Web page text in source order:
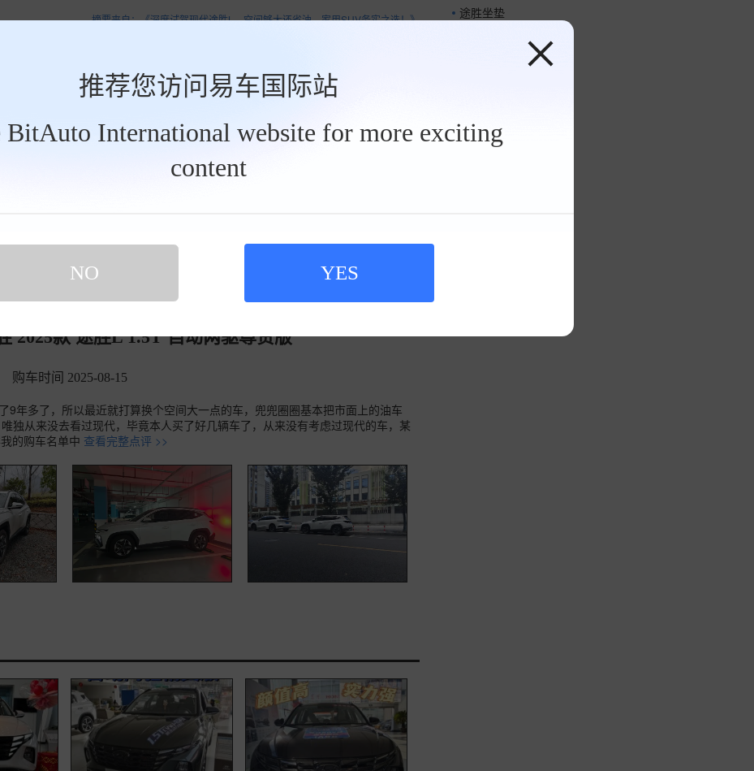
推荐您访问易车国际站
International website for more exciting
content
NO YES
摘要来自：《深度试驾现代途胜L，空间够大还省油，家用SUV务实之选！》
液晶屏幕，并且支持百度智能网联系统，提供百度carlife、语音控制、实时导
载的是7速双离合变速箱，2.0l发动机则是8速手自一体变速箱。
摘要来自：《15.98万块钱的途胜是真的香 浪漫又居家的紧凑型suv》
2025款 途胜L 1.5T 自动两驱尊贵版
购车时间 2025-08-15
9年多了，所以最近就打算换个空间大一点的车，兜兜圈圈基本把市面上的油车
独从来没去看过现代，毕竟本人买了好几辆车了，从来没有考虑过现代的车，某
的购车名单中 查看完整点评 >>
途胜坐垫